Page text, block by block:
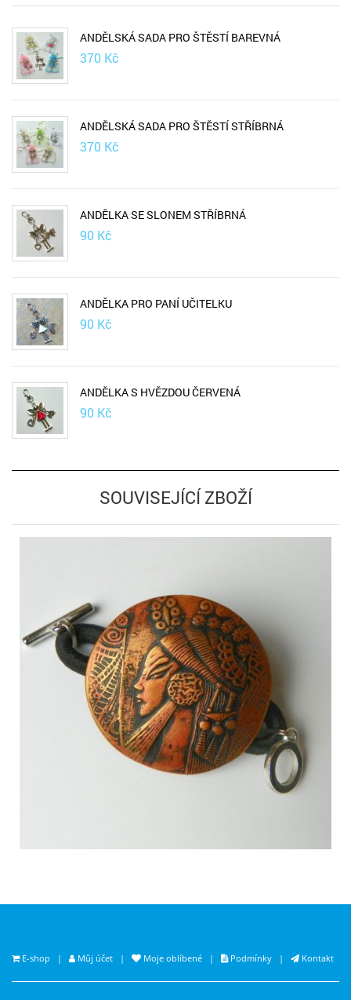
ANDĚLSKÁ SADA PRO ŠTĚSTÍ BAREVNÁ
370 Kč
ANDĚLSKÁ SADA PRO ŠTĚSTÍ STŘÍBRNÁ
370 Kč
ANDĚLKA SE SLONEM STŘÍBRNÁ
90 Kč
ANDĚLKA PRO PANÍ UČITELKU
90 Kč
ANDĚLKA S HVĚZDOU ČERVENÁ
90 Kč
SOUVISEJÍCÍ ZBOŽÍ
E-shop | Můj účet | Moje oblíbené | Podmínky | Kontakt